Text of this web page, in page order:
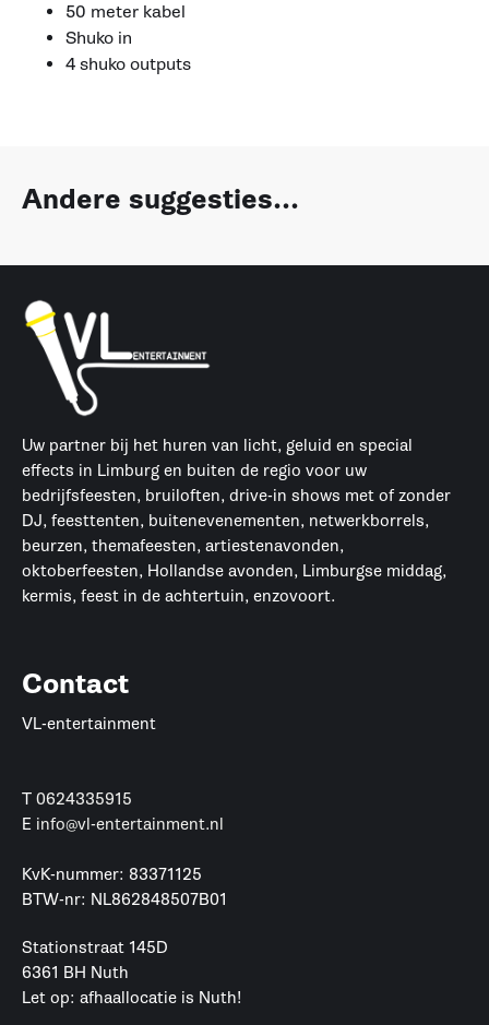
50 meter kabel
Shuko in
4 shuko outputs
Andere suggesties...
Uw partner bij het huren van licht, geluid en special
effects in Limburg en buiten de regio voor uw
bedrijfsfeesten, bruiloften, drive-in shows met of zonder
DJ, feesttenten, buitenevenementen, netwerkborrels,
beurzen, themafeesten, artiestenavonden,
oktoberfeesten, Hollandse avonden, Limburgse middag,
kermis, feest in de achtertuin, enzovoort.
Contact
VL-entertainment
T 0624335915
E info@vl-entertainment.nl
KvK-nummer: 83371125
BTW-nr: NL862848507B01
Stationstraat 145D
6361 BH Nuth
Let op: afhaallocatie is Nuth!